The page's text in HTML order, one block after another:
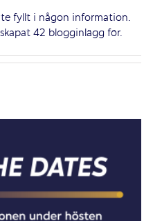
fyllt i någon information.
42 blogginlägg för.